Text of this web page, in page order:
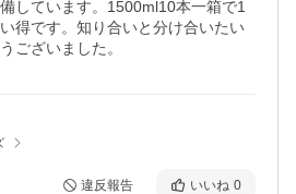
しています。1500ml10本一箱で1
得です。知り合いと分け合いたい
ございました。
違反報告 いいね 0